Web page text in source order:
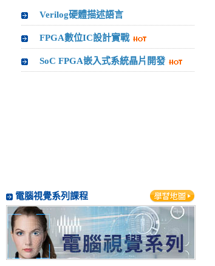
Verilog硬體描述語言
FPGA數位IC設計實戰
SoC FPGA嵌入式系統晶片開發
電腦視覺系列課程